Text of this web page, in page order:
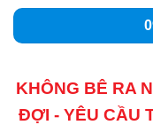
KHÔNG BÊ RA
ĐỢI - YÊU CẦU